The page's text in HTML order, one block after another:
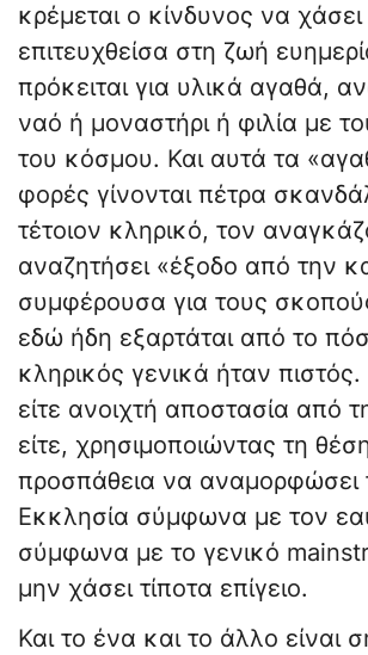
κρέμεται ο κίνδυνος να χάσει
επιτευχθείσα στη ζωή
πρόκειται για υλικά αγαθά,
ναό ή μοναστήρι ή φιλία με
του κόσμου. Και αυτά τα
φορές γίνονται πέτρα
τέτοιον κληρικό, τον
αναζητήσει «έξοδο από την
συμφέρουσα για τους
εδώ ήδη εξαρτάται από το
κληρικός γενικά ήταν πιστός.
είτε ανοιχτή αποστασία από
είτε, χρησιμοποιώντας τη
προσπάθεια να αναμορφώσει
Εκκλησία σύμφωνα με τον
σύμφωνα με το γενικό
μην χάσει τίποτα επίγειο.
Και το ένα και το άλλο είναι